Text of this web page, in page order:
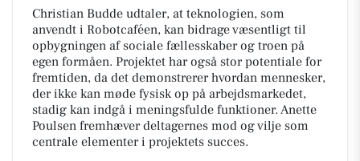
Christian Budde udtaler, at teknologien, som
anvendt i Robotcaféen, kan bidrage væsentligt til
opbygningen af sociale fællesskaber og troen på
egen formåen. Projektet har også stor potentiale for
fremtiden, da det demonstrerer hvordan mennesker,
der ikke kan møde fysisk op på arbejdsmarkedet,
stadig kan indgå i meningsfulde funktioner. Anette
Poulsen fremhæver deltagernes mod og vilje som
centrale elementer i projektets succes.